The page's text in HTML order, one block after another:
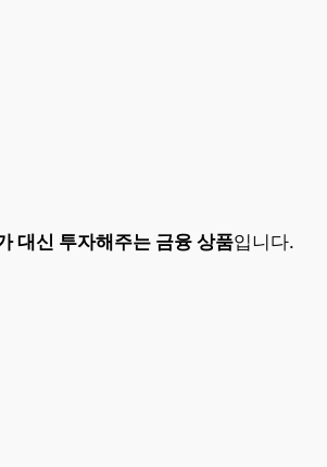
대신 투자해주는 금융 상품입니다.